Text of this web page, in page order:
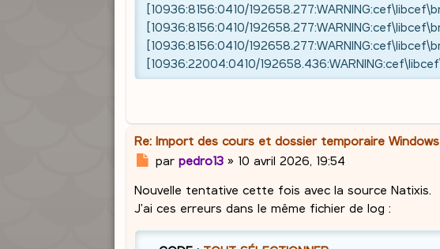
Re: Import des cours et dossier temporaire Windows
M
s
s
par pedro13 » 10 avril 2026, 19:54
Nouvelle tentative cette fois avec la source Natixis.
J'ai ces erreurs dans le même fichier de log :